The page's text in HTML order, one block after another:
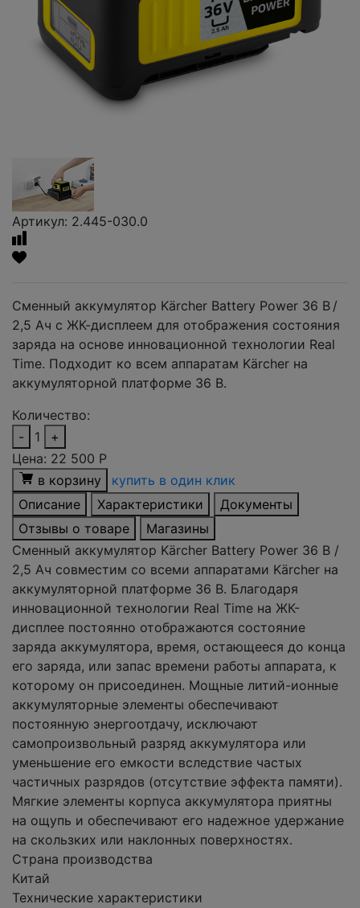
Артикул: 2.445-030.0
Сменный аккумулятор Kärcher Battery Power 36 В /
2,5 Ач с ЖК-дисплеем для отображения состояния
заряда на основе инновационной технологии Real
Time. Подходит ко всем аппаратам Kärcher на
аккумуляторной платформе 36 В.
Количество:
-
1
+
Цена: 22 500 Р
в корзину
купить в один клик
Описание
Характеристики
Документы
Отзывы о товаре
Магазины
Сменный аккумулятор Kärcher Battery Power 36 В /
2,5 Ач совместим со всеми аппаратами Kärcher на
аккумуляторной платформе 36 В. Благодаря
инновационной технологии Real Time на ЖК-
дисплее постоянно отображаются состояние
заряда аккумулятора, время, остающееся до конца
его заряда, или запас времени работы аппарата, к
которому он присоединен. Мощные литий-ионные
аккумуляторные элементы обеспечивают
постоянную энергоотдачу, исключают
самопроизвольный разряд аккумулятора или
уменьшение его емкости вследствие частых
частичных разрядов (отсутствие эффекта памяти).
Мягкие элементы корпуса аккумулятора приятны
на ощупь и обеспечивают его надежное удержание
на скользких или наклонных поверхностях.
Страна производства
Китай
Технические характеристики